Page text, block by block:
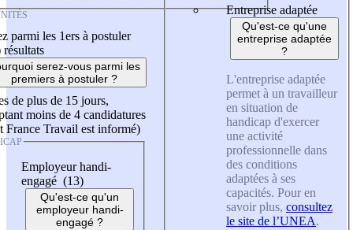
parmi les 1ers à postuler
résultats
serez-vous parmi les
premiers à postuler ?
de plus de 15 jours,
moins de 4 candidatures
France Travail est informé)
Employeur handi-
engagé (13)
Qu'est-ce qu'un
employeur handi-
engagé ?
Entreprise adaptée
Qu'est-ce qu'une
entreprise adaptée
?
L'entreprise adaptée
permet à un travailleur
en situation de
handicap d'exercer
une activité
professionnelle dans
des conditions
adaptées à ses
capacités. Pour en
savoir plus, consultez
le site de l’UNEA.